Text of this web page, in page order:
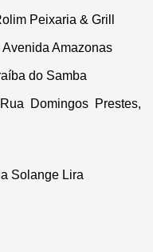
Peixaria & Grill
Amazonas
do Samba
Domingos Prestes,
Solange Lira